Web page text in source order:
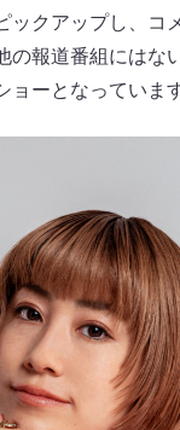
ックアップし、コ
の報道番組にはな
ーとなっています